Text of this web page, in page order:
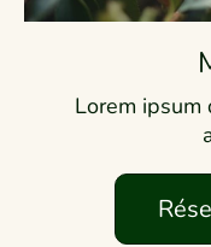
Lorem ipsum